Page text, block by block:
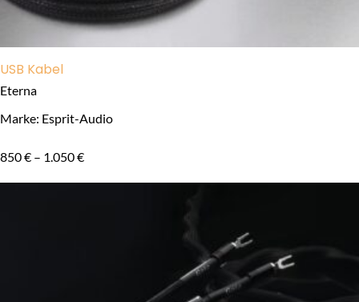
USB Kabel
Eterna
Marke: Esprit-Audio
850€ – 1.050€